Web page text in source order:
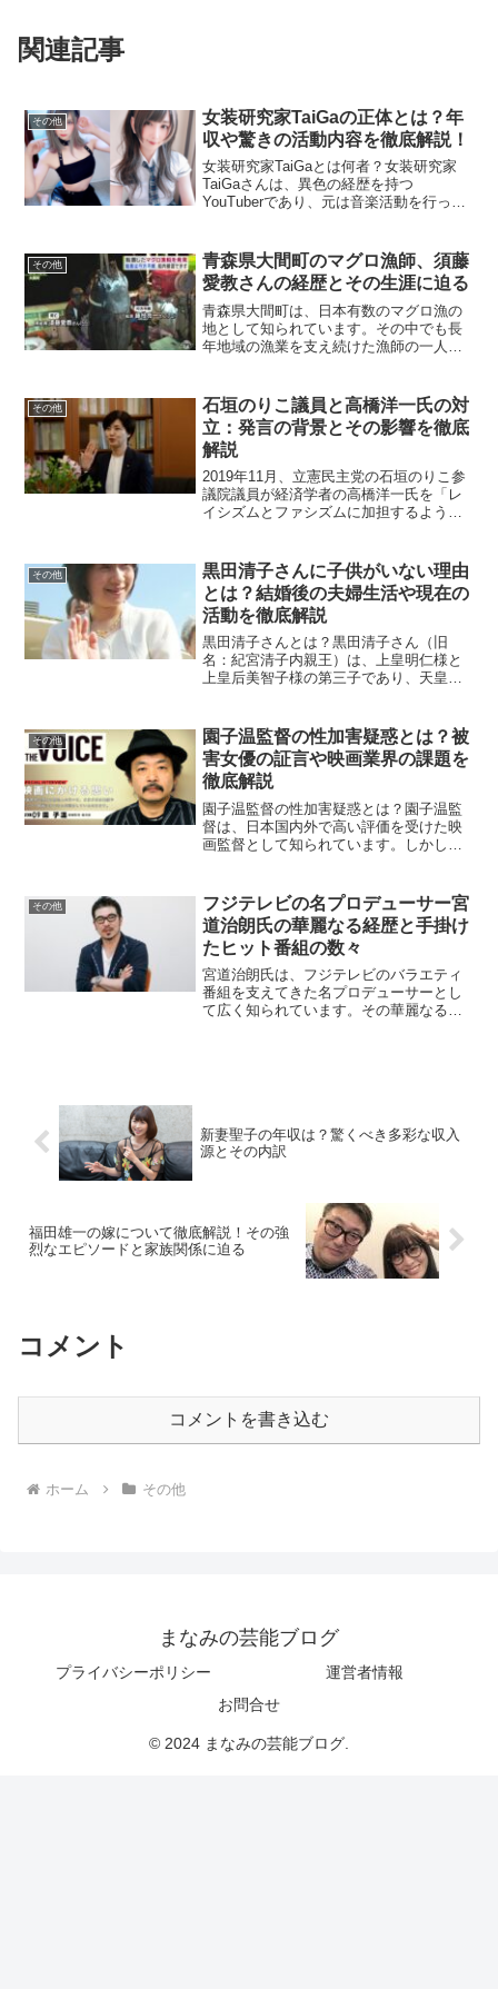
関連記事
その他
女装研究家TaiGaの正体とは？年
収や驚きの活動内容を徹底解説！
女装研究家TaiGaとは何者？女装研究家
TaiGaさんは、異色の経歴を持つ
YouTuberであり、元は音楽活動を行って
した。元々は「女装」に興味がなかった
ものの、バ...
その他
青森県大間町のマグロ漁師、須藤
愛教さんの経歴とその生涯に迫る
青森県大間町は、日本有数のマグロ漁の
地として知られています。その中でも長
年地域の漁業を支え続けた漁師の一人が
く解説します。須藤愛教さんとは？須藤
愛教さんは、青森県大間町...
その他
石垣のりこ議員と高橋洋一氏の対
立：発言の背景とその影響を徹底
解説
2019年11月、立憲民主党の石垣のりこ参
議院議員が経済学者の高橋洋一氏を「レ
イシズムとファシズムに加担するような
の後の展開について詳しく見ていきまし
ょう。石垣...
その他
黒田清子さんに子供がいない理由
とは？結婚後の夫婦生活や現在の
活動を徹底解説
黒田清子さんとは？黒田清子さん（旧
名：紀宮清子内親王）は、上皇明仁様と
上皇后美智子様の第三子であり、天皇陛
知的な人柄で広く知られています。2005
年、東京都職員である黒...
その他
園子温監督の性加害疑惑とは？被
害女優の証言や映画業界の課題を
徹底解説
園子温監督の性加害疑惑とは？園子温監
督は、日本国内外で高い評価を受けた映
画監督として知られています。しかし、
を条件に性的関係を強要されたと証言し
ています。これにより...
その他
フジテレビの名プロデューサー宮
道治朗氏の華麗なる経歴と手掛け
たヒット番組の数々
宮道治朗氏は、フジテレビのバラエティ
番組を支えてきた名プロデューサーとし
て広く知られています。その華麗なる経
新妻聖子の年収は？驚くべき多彩な収入
源とその内訳
福田雄一の嫁について徹底解説！その強
烈なエピソードと家族関係に迫る
コメント
コメントを書き込む
ホーム その他
まなみの芸能ブログ
プライバシーポリシー
運営者情報
お問合せ
© 2024 まなみの芸能ブログ.